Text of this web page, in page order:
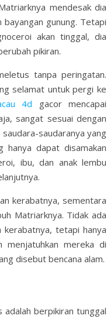
mendesak dia
gunung. Tetapi
akan tinggal, dia
pikiran.
tanpa peringatan.
selamat untuk pergi ke
4d gacor mencapai
sangat sesuai dengan
saudaranya yang
hanya dapat disamakan
ibu, dan anak lembu
kerabatnya, sementara
Matriarknya. Tidak ada
tetapi hanya
menjatuhkan mereka di
disebut bencana alam.
adalah berpikiran tunggal